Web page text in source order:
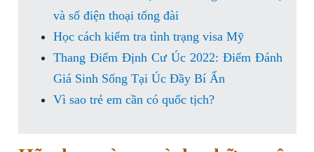
và số điện thoại tổng đài
Học cách kiểm tra tình trạng visa Mỹ
Thang Điểm Định Cư Úc 2022: Điểm Đánh
Giá Sinh Sống Tại Úc Đầy Bí Ẩn
Vì sao trẻ em cần có quốc tịch?